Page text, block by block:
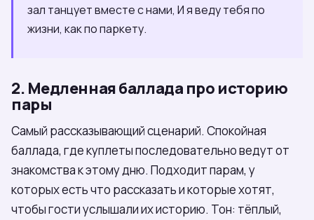
зал танцует вместе с нами, И я веду тебя по
жизни, как по паркету.
2. Медленная баллада про историю
пары
Самый рассказывающий сценарий. Спокойная
баллада, где куплеты последовательно ведут от
знакомства к этому дню. Подходит парам, у
которых есть что рассказать и которые хотят,
чтобы гости услышали их историю. Тон: тёплый,